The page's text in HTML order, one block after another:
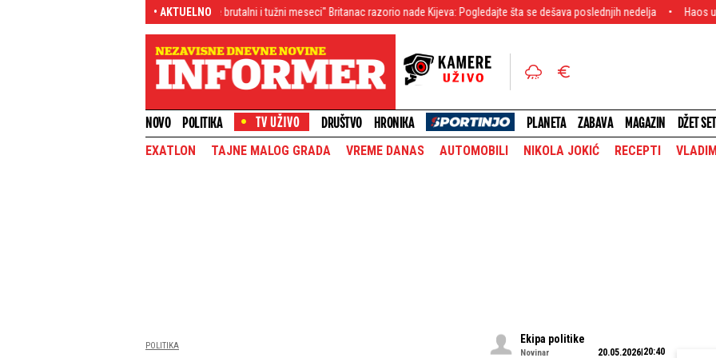
• AKTUELNO
"Dolaze brutalni i tužni meseci" Britanac razorio nade Kijeva: Pogledajte šta se dešava poslednjih nedelja Haos u FIFA! Infantino
NOVO POLITIKA DRUŠTVO HRONIKA PLANETA ZABAVA MAGAZIN DŽET SET
EXATLON TAJNE MALOG GRADA VREME DANAS AUTOMOBILI NIKOLA JOKIĆ RECEPTI
POLITIKA
Ekipa politike
Novinar 20.05.2026 20:40